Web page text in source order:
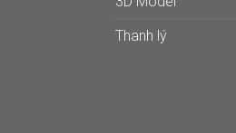
Thanh lý